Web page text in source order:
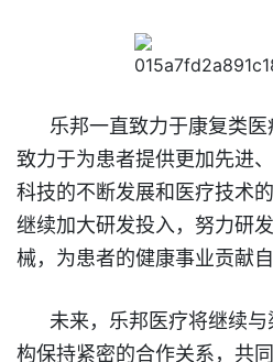
乐邦一直致力于康复类医
致力于为患者提供更加先进
科技的不断发展和医疗技术
继续加大研发投入，努力研
械，为患者的健康事业贡献自
未来，乐邦医疗将继续与
构保持紧密的合作关系，共